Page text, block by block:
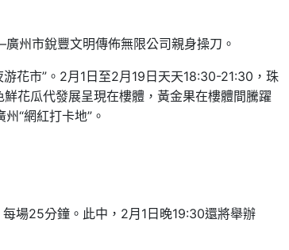
州市銳豐文明傳佈無限公司親身操刀。
花市”。2月1日至2月19日天天18:30-21:30，珠
花瓜代發展呈現在樓體，黃金果在樓體間騰躍
“網紅打卡地”。
場25分鐘。此中，2月1日晚19:30還將舉辦